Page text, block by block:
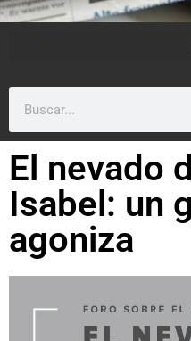
El nevado
Isabel: un
agoniza